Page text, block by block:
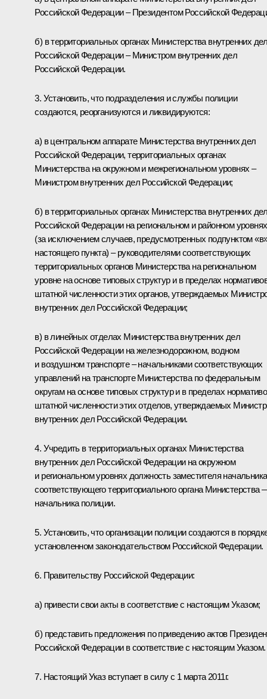
Российской Федерации – Президентом Российской
б) в территориальных органах Министерства внутренних
Российской Федерации – Министром внутренних дел
Российской Федерации.
3. Установить, что подразделения и службы полиции
создаются, реорганизуются и ликвидируются:
а) в центральном аппарате Министерства внутренних дел
Российской Федерации, территориальных органах
Министерства на окружном и межрегиональном уровнях –
Министром внутренних дел Российской Федерации;
б) в территориальных органах Министерства внутренних
Российской Федерации на региональном и районном уровнях
(за исключением случаев, предусмотренных подпунктом
настоящего пункта) – руководителями соответствующих
территориальных органов Министерства на региональном
уровне на основе типовых структур и в пределах
штатной численности этих органов, утверждаемых
внутренних дел Российской Федерации;
в) в линейных отделах Министерства внутренних дел
Российской Федерации на железнодорожном, водном
и воздушном транспорте – начальниками соответствующих
управлений на транспорте Министерства по федеральным
округам на основе типовых структур и в пределах
штатной численности этих отделов, утверждаемых
внутренних дел Российской Федерации.
4. Учредить в территориальных органах Министерства
внутренних дел Российской Федерации на окружном
и региональном уровнях должность заместителя начальника
соответствующего территориального органа Министерства
начальника полиции.
5. Установить, что организации полиции создаются в
установленном законодательством Российской Федерации.
6. Правительству Российской Федерации:
а) привести свои акты в соответствие с настоящим Указом;
б) представить предложения по приведению актов
Российской Федерации в соответствие с настоящим Указом.
7. Настоящий Указ вступает в силу с 1 марта 2011г.